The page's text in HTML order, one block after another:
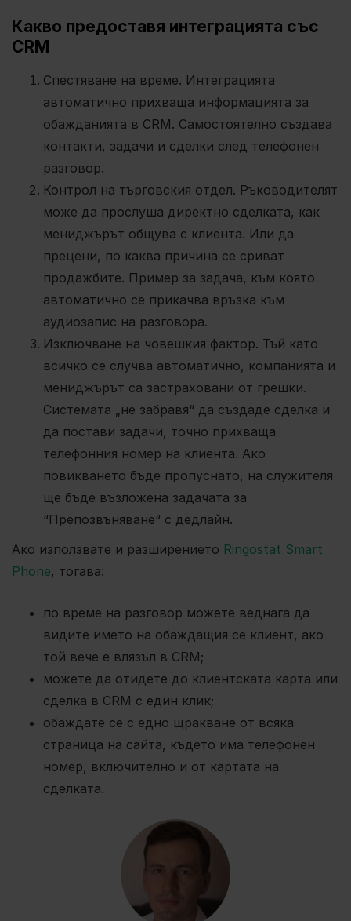
Какво предоставя интеграцията със
CRM
Спестяване на време. Интеграцията
автоматично прихваща информацията за
обажданията в CRM. Самостоятелно създава
контакти, задачи и сделки след телефонен
разговор.
Контрол на търговския отдел. Ръководителят
може да прослуша директно сделката, как
мениджърът общува с клиента. Или да
прецени, по каква причина се сриват
продажбите. Пример за задача, към която
автоматично се прикачва връзка към
аудиозапис на разговора.
Изключване на човешкия фактор. Тъй като
всичко се случва автоматично, компанията и
мениджърът са застраховани от грешки.
Системата „не забравя“ да създаде сделка и
да постави задачи, точно прихваща
телефонния номер на клиента. Ако
повикването бъде пропуснато, на служителя
ще бъде възложена задачата за
“Препозвъняване“ с дедлайн.
Ако използвате и разширението Ringostat Smart
Phone, тогава:
по време на разговор можете веднага да
видите името на обаждащия се клиент, ако
той вече е влязъл в CRM;
можете да отидете до клиентската карта или
сделка в CRM с един клик;
обаждате се с едно щракване от всяка
страница на сайта, където има телефонен
номер, включително и от картата на
сделката.